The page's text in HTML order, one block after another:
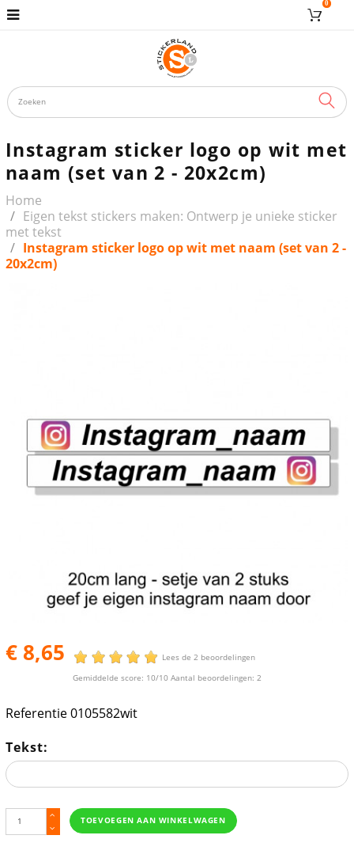
0
Instagram sticker logo op wit met
naam (set van 2 - 20x2cm)
Home
Eigen tekst stickers maken: Ontwerp je unieke sticker
met tekst
Instagram sticker logo op wit met naam (set van 2 -
20x2cm)
€ 8,65
Lees de 2 beoordelingen
Gemiddelde score: 10/10 Aantal beoordelingen:2
Referentie0105582wit
Tekst:
TOEVOEGEN AAN WINKELWAGEN